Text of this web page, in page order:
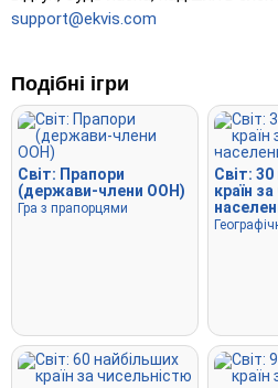
Тип випадковий
Введіть
: Введіть назву
Літати: Використовуйте
керування та натисніть пробіл
support@ekvis.com
Подібні ігри
Світ: Прапори
(держави-члени ООН)
Гра з прапорцями
Світ:
країн